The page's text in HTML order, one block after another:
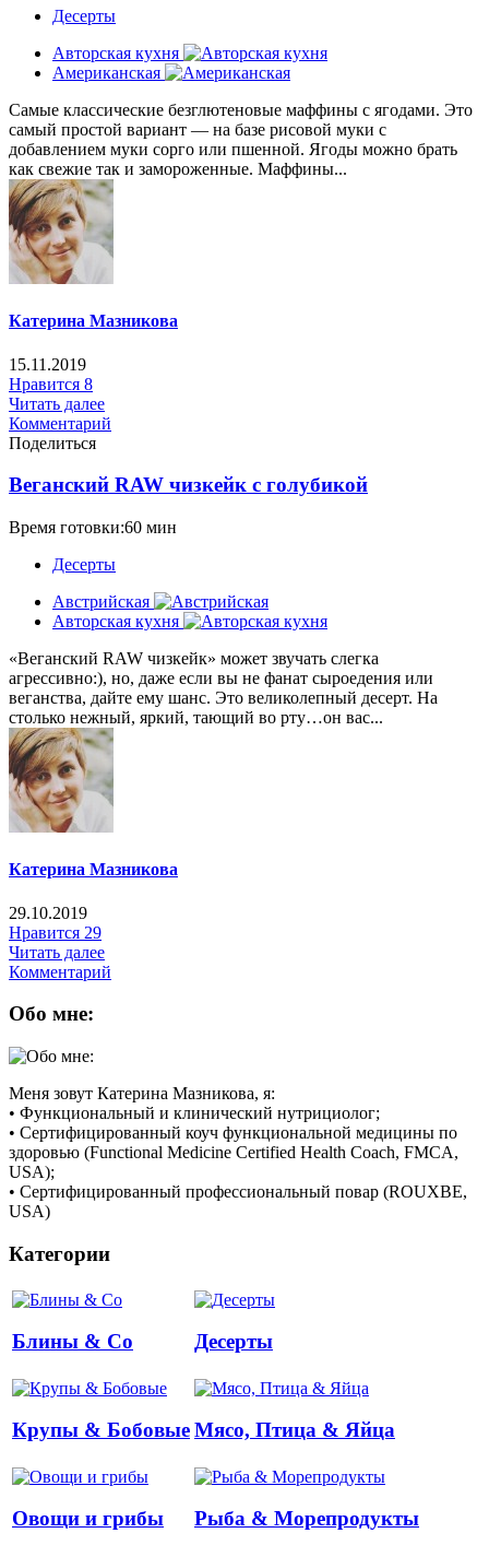
Десерты
Авторская кухня
Американская
Самые классические безглютеновые маффины с ягодами. Это
самый простой вариант — на базе рисовой муки с
добавлением муки сорго или пшенной. Ягоды можно брать
как свежие так и замороженные. Маффины...
Катерина Мазникова
15.11.2019
Нравится 8
Читать далее
Комментарий
Поделиться
Веганский RAW чизкейк с голубикой
Время готовки:60 мин
Десерты
Австрийская
Авторская кухня
«Веганский RAW чизкейк» может звучать слегка
агрессивно:), но, даже если вы не фанат сыроедения или
веганства, дайте ему шанс. Это великолепный десерт. На
столько нежный, яркий, тающий во рту…он вас...
Катерина Мазникова
29.10.2019
Нравится 29
Читать далее
Комментарий
Обо мне:
Меня зовут Катерина Мазникова, я:
• Функциональный и клинический нутрициолог;
• Сертифицированный коуч функциональной медицины по
здоровью (Functional Medicine Certified Health Coach, FMCA,
USA);
• Сертифицированный профессиональный повар (ROUXBE,
USA)
Категории
Блины & Co Десерты
Крупы & БобовыеМясо, Птица & Яйца
Овощи и грибы Рыба & Mорепродукты